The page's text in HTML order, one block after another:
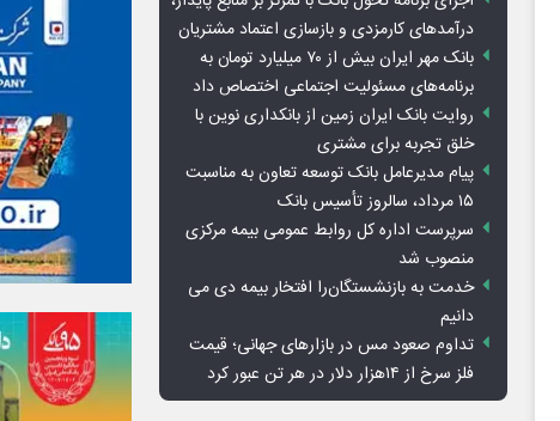
درآمدهای کارمزدی و بازسازی اعتماد مشتریان
بانک مهر ایران بیش از ۷۰ میلیارد تومان به
برنامه‌های مسئولیت اجتماعی اختصاص داد
روایت بانک ایران زمین از بانکداری نوین با
خلق تجربه برای مشتری
پیام مدیرعامل بانک توسعه تعاون به مناسبت
۱۵ مرداد، سالروز تأسیس بانک
سرپرست اداره کل روابط عمومی بیمه مرکزی
منصوب شد
خدمت به بازنشستگان‌را افتخار بیمه دی می
دانیم
تداوم صعود مس در بازارهای جهانی؛ قیمت
فلز سرخ از ۱۴هزار دلار در هر تن عبور کرد